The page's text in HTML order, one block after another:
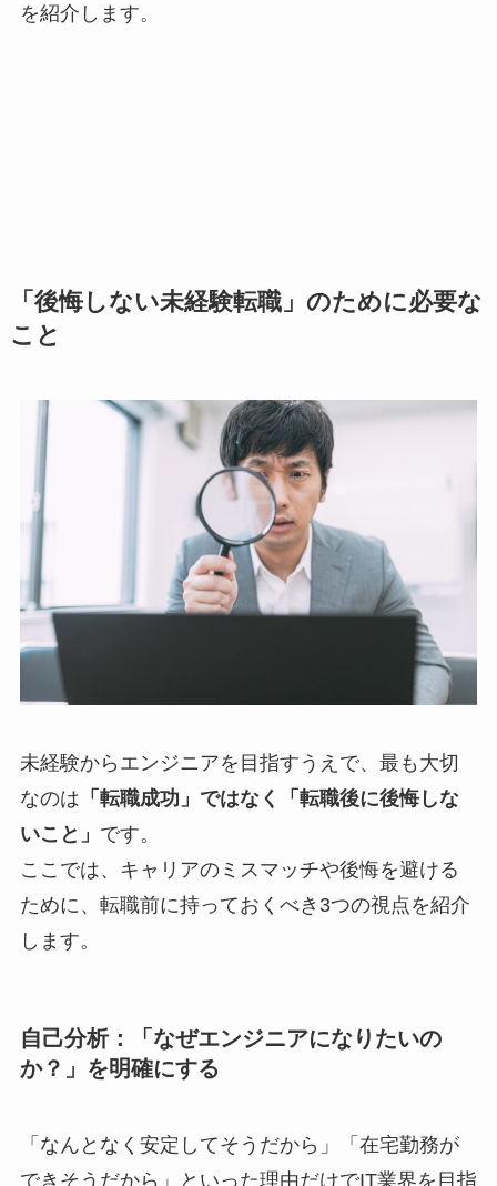
を紹介します。
「後悔しない未経験転職」のために必要な
こと
未経験からエンジニアを目指すうえで、最も大切
なのは 「転職成功」ではなく「転職後に後悔しな
いこと」 です。
ここでは、キャリアのミスマッチや後悔を避ける
ために、転職前に持っておくべき3つの視点を紹介
します。
自己分析：「なぜエンジニアになりたいの
か？」を明確にする
「なんとなく安定してそうだから」「在宅勤務が
できそうだから」といった理由だけでIT業界を目指